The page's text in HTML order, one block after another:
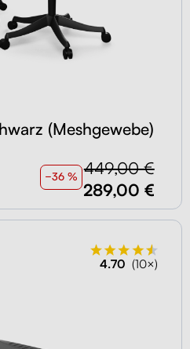
(Meshgewebe)
−36 % 449,00 €
289,00 €
4.70 (10×)